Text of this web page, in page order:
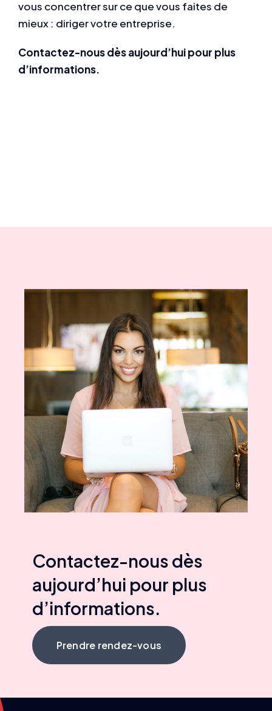
vous concentrer sur ce que vous faites de
mieux : diriger votre entreprise.
Contactez-nous dès aujourd’hui pour plus
d’informations.
Contactez-nous dès
aujourd’hui pour plus
d’informations.
Prendre rendez-vous